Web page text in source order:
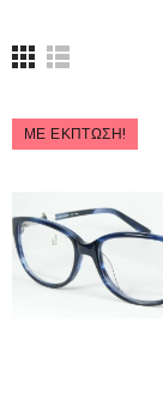
ΜΕ ΈΚΠΤΩΣΗ!